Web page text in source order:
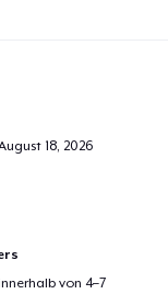
18, 2026
von 4–7